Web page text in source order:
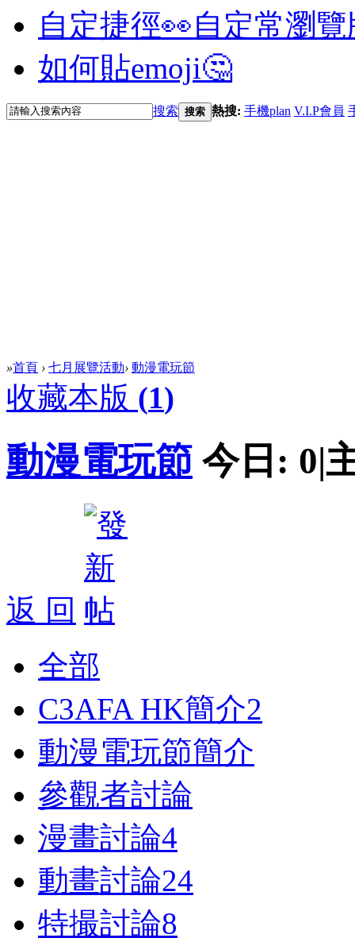
自定捷徑👀自定常瀏
如何貼emoji🤔
搜索 搜索 熱搜: 手機plan V.I.P會員
»首頁 › 七月展覽活動› 動漫電玩節
收藏本版 (1)
動漫電玩節 今日: 0|
返 回
全部
C3AFA HK簡介2
動漫電玩節簡介
參觀者討論
漫畫討論4
動畫討論24
特撮討論8